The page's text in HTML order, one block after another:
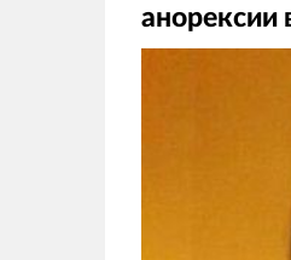
анорексии